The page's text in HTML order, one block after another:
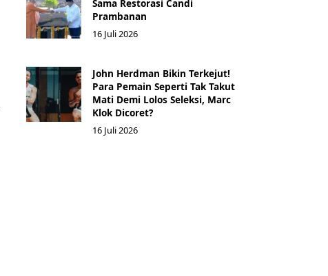
Sama Restorasi Candi
Prambanan
16 Juli 2026
John Herdman Bikin Terkejut!
Para Pemain Seperti Tak Takut
Mati Demi Lolos Seleksi, Marc
Klok Dicoret?
16 Juli 2026